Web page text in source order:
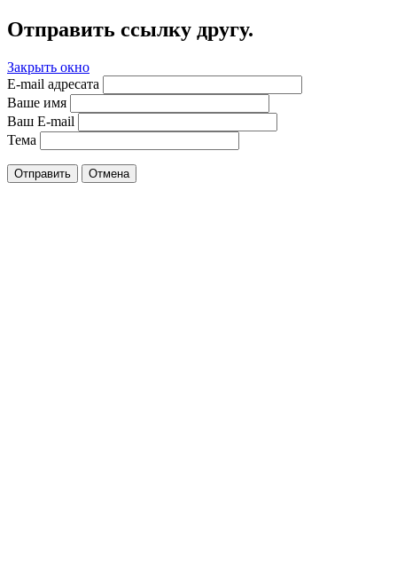
Отправить ссылку другу.
Закрыть окно
E-mail адресата
Ваше имя
Ваш E-mail
Тема
Отправить Отмена